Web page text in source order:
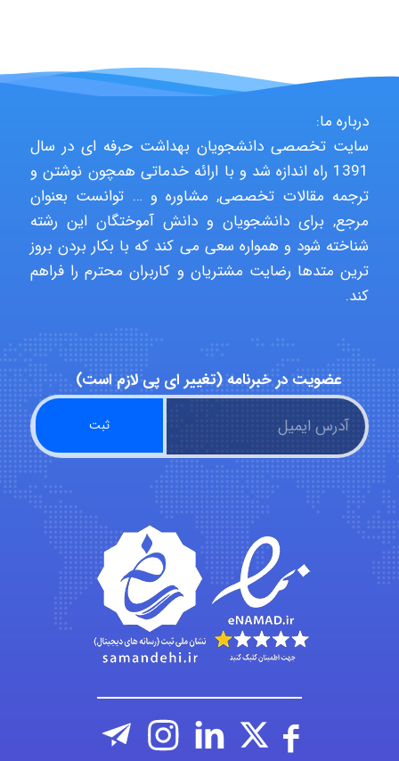
Niloofar
USER124
malekf
abolfazlkoshehe
abolfazlkoshehe
A.balandeh
fatima
Jafar Tym
درباره ما:
سایت تخصصی دانشجویان بهداشت حرفه ای در سال
1391 راه اندازه شد و با ارائه خدماتی همچون نوشتن و
ترجمه مقالات تخصصی, مشاوره و … توانست بعنوان
مرجع, برای دانشجویان و دانش آموختگان این رشته
شناخته شود و همواره سعی می کند که با بکار بردن بروز
ترین متدها رضایت مشتریان و کاربران محترم را فراهم
کند.
عضویت در خبرنامه (تغییر ای پی لازم است)